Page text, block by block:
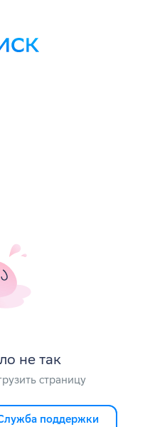
не так
страницу
поддержки